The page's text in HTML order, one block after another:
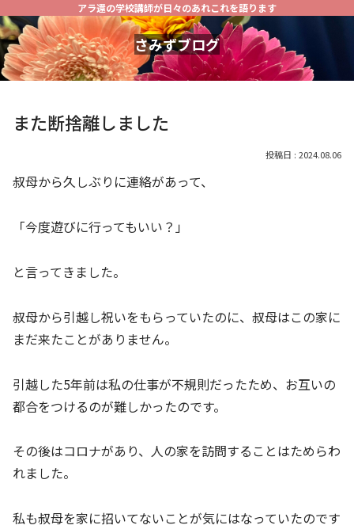
アラ還の学校講師が日々のあれこれを語ります
さみずブログ
また断捨離しました
2024.08.06
叔母から久しぶりに連絡があって、
「今度遊びに行ってもいい？」
と言ってきました。
叔母から引越し祝いをもらっていたのに、叔母はこの家に
まだ来たことがありません。
引越した5年前は私の仕事が不規則だったため、お互いの
都合をつけるのが難しかったのです。
その後はコロナがあり、人の家を訪問することはためらわ
れました。
私も叔母を家に招いてないことが気にはなっていたのです